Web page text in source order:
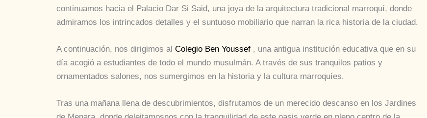
continuamos hacia el Palacio Dar Si Said, una joya de la arquitectura tradicional marroquí, donde
admiramos los intrincados detalles y el suntuoso mobiliario que narran la rica historia de la ciudad.
A continuación, nos dirigimos al Colegio Ben Youssef, una antigua institución educativa que en su
día acogió a estudiantes de todo el mundo musulmán. A través de sus tranquilos patios y
ornamentados salones, nos sumergimos en la historia y la cultura marroquíes.
Tras una mañana llena de descubrimientos, disfrutamos de un merecido descanso en los Jardines